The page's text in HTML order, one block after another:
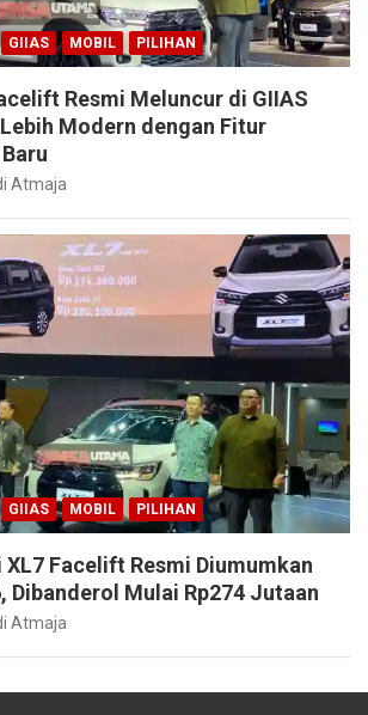
GIIAS MOBIL PILIHAN
Resmi Meluncur di GIIAS
Modern dengan Fitur
Atmaja
GIIAS MOBIL PILIHAN
Facelift Resmi Diumumkan
Dibanderol Mulai Rp274 Jutaan
Atmaja